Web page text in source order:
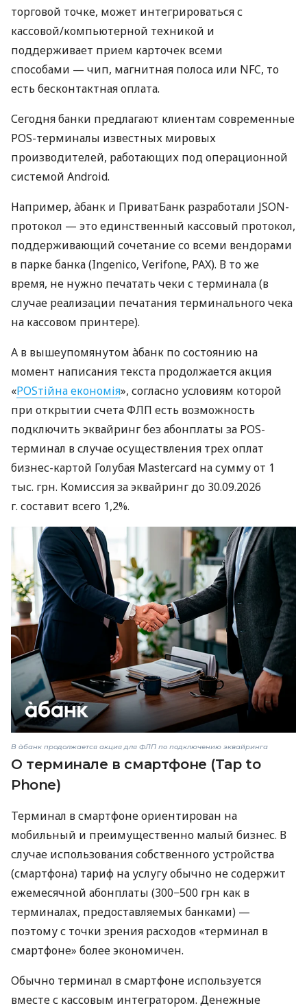
торговой точке, может интегрироваться с
кассовой/компьютерной техникой и
поддерживает прием карточек всеми
способами — чип, магнитная полоса или NFC, то
есть бесконтактная оплата.
Сегодня банки предлагают клиентам современные
POS-терминалы известных мировых
производителей, работающих под операционной
системой Android.
Например, àбанк и ПриватБанк разработали JSON-
протокол — это единственный кассовый протокол,
поддерживающий сочетание со всеми вендорами
в парке банка (Ingenico, Verifone, PAX). В то же
время, не нужно печатать чеки с терминала (в
случае реализации печатания терминального чека
на кассовом принтере).
А в вышеупомянутом àбанк по состоянию на
момент написания текста продолжается акция
«POSтійна економія», согласно условиям которой
при открытии счета ФЛП есть возможность
подключить эквайринг без абонплаты за POS-
терминал в случае осуществления трех оплат
бизнес-картой Голубая Mastercard на сумму от 1
тыс. грн. Комиссия за эквайринг до 30.09.2026
г. составит всего 1,2%.
В àбанк продолжается акция для ФЛП по подключению эквайринга
О терминале в смартфоне (Tap to
Phone)
Терминал в смартфоне ориентирован на
мобильный и преимущественно малый бизнес. В
случае использования собственного устройства
(смартфона) тариф на услугу обычно не содержит
ежемесячной абонплаты (300−500 грн как в
терминалах, предоставляемых банками) —
поэтому с точки зрения расходов «терминал в
смартфоне» более экономичен.
Обычно терминал в смартфоне используется
вместе с кассовым интегратором. Денежные